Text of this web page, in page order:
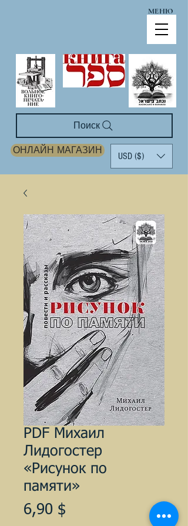
МЕНЮ
ОНЛАЙН МАГАЗИН
USD ($)
Поиск
PDF Михаил
Лидогостер
«Рисунок по
памяти»
6,90 $